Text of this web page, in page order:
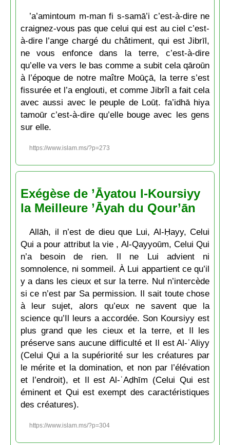
’a’amintoum m-man fi s-samā’i c’est-à-dire ne
craignez-vous pas que celui qui est au ciel c’est-
à-dire l’ange chargé du châtiment, qui est Jibrīl,
ne vous enfonce dans la terre, c’est-à-dire
qu’elle va vers le bas comme a subit cela qāroūn
à l’époque de notre maître Moūçā, la terre s’est
fissurée et l’a englouti, et comme Jibrîl a fait cela
avec aussi avec le peuple de Loūṭ. fa’idhā hiya
tamoūr c’est-à-dire qu’elle bouge avec les gens
sur elle.
https://www.islam.ms/?p=273
Exégèse de ’Āyatou l-Koursiyy
la Meilleure ’Āyah du Qour’ān
Allāh, il n’est de dieu que Lui, Al-Ḥayy, Celui
Qui a pour attribut la vie , Al-Qayyoūm, Celui Qui
n’a besoin de rien. Il ne Lui advient ni
somnolence, ni sommeil. À Lui appartient ce qu’il
y a dans les cieux et sur la terre. Nul n’intercède
si ce n’est par Sa permission. Il sait toute chose
à leur sujet, alors qu’eux ne savent que la
science qu’Il leurs a accordée. Son Koursiyy est
plus grand que les cieux et la terre, et Il les
préserve sans aucune difficulté et Il est Al-ʿAliyy
(Celui Qui a la supériorité sur les créatures par
le mérite et la domination, et non par l’élévation
et l’endroit), et Il est Al-ʿAḍhīm (Celui Qui est
éminent et Qui est exempt des caractéristiques
des créatures).
https://www.islam.ms/?p=304